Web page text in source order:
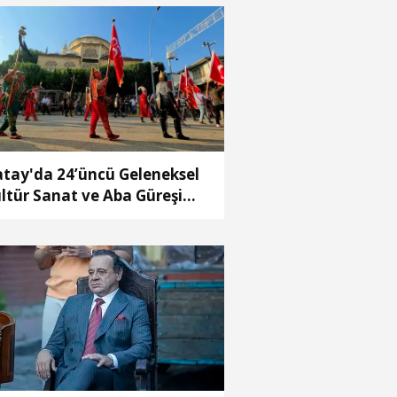
24’üncü Geleneksel
Sanat ve Aba Güreşi